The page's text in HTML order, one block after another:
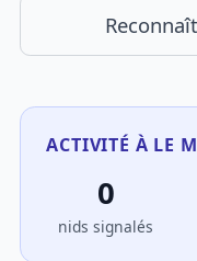
ACTIVITÉ À LE
0
nids signalés